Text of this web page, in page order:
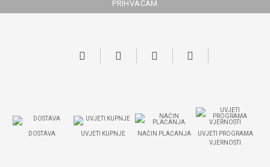
DOSTAVA UVJETI KUPNJE NAČIN PLAĆANJA
UVJETI PROGRAMA
VJERNOSTI